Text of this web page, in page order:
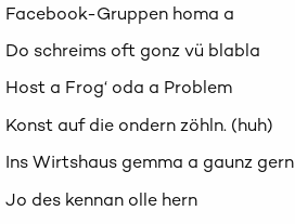
Facebook-Gruppen homa a
Do schreims oft gonz vü blabla
Host a Frog‘ oda a Problem
Konst auf die ondern zöhln. (huh)
Ins Wirtshaus gemma a gaunz gern
Jo des kennan olle hern